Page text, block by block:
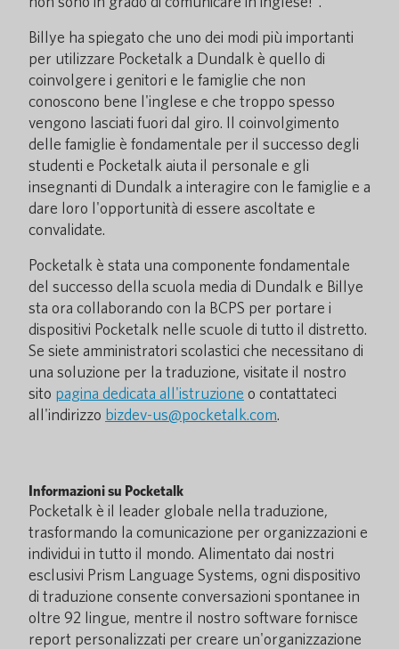
Billye ha spiegato che uno dei modi più importanti
per utilizzare Pocketalk a Dundalk è quello di
coinvolgere i genitori e le famiglie che non
conoscono bene l'inglese e che troppo spesso
vengono lasciati fuori dal giro. Il coinvolgimento
delle famiglie è fondamentale per il successo degli
studenti e Pocketalk aiuta il personale e gli
insegnanti di Dundalk a interagire con le famiglie e a
dare loro l'opportunità di essere ascoltate e
convalidate.
Pocketalk è stata una componente fondamentale
del successo della scuola media di Dundalk e Billye
sta ora collaborando con la BCPS per portare i
dispositivi Pocketalk nelle scuole di tutto il distretto.
Se siete amministratori scolastici che necessitano di
una soluzione per la traduzione, visitate il nostro
sito pagina dedicata all'istruzione o contattateci
all'indirizzo bizdev-us@pocketalk.com.
Informazioni su Pocketalk
Pocketalk è il leader globale nella traduzione,
trasformando la comunicazione per organizzazioni e
individui in tutto il mondo. Alimentato dai nostri
esclusivi Prism Language Systems, ogni dispositivo
di traduzione consente conversazioni spontanee in
oltre 92 lingue, mentre il nostro software fornisce
report personalizzati per creare un'organizzazione